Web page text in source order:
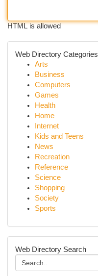
HTML is allowed
Web Directory Categories
Arts
Business
Computers
Games
Health
Home
Internet
Kids and Teens
News
Recreation
Reference
Science
Shopping
Society
Sports
Web Directory Search